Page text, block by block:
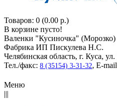
Товаров: 0 (0.00 р.)
В корзине пусто!
Валенки "Кусиночкa" (Морозко)
Фабрика ИП Пискулева Н.С.
Челябинская область, г. Куса,
Тел./факс: 8 (35154) 3-31-32, E-
Меню
|||